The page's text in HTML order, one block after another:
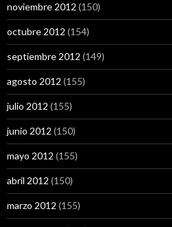
noviembre 2012 (150)
octubre 2012 (154)
septiembre 2012 (149)
agosto 2012 (155)
julio 2012 (155)
junio 2012 (150)
mayo 2012 (155)
abril 2012 (150)
marzo 2012 (155)